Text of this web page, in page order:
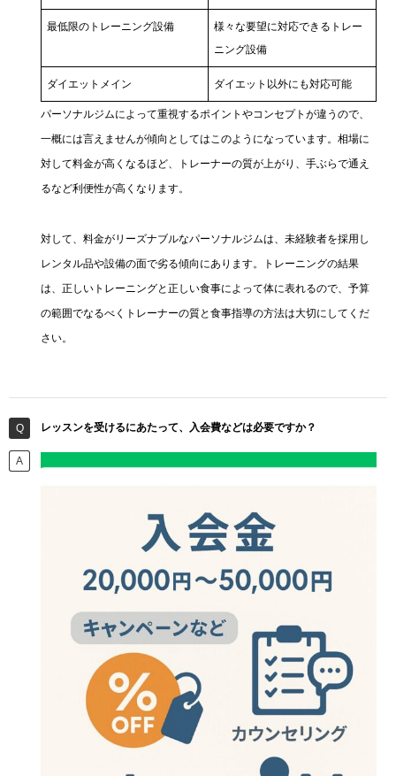
最低限のトレーニング設備
様々な要望に対応できるトレー
ニング設備
ダイエットメイン ダイエット以外にも対応可能
パーソナルジムによって重視するポイントやコンセプトが違うので、
一概には言えませんが傾向としてはこのようになっています。相場に
対して料金が高くなるほど、トレーナーの質が上がり、手ぶらで通え
るなど利便性が高くなります。
対して、料金がリーズナブルなパーソナルジムは、未経験者を採用し
レンタル品や設備の面で劣る傾向にあります。トレーニングの結果
は、正しいトレーニングと正しい食事によって体に表れるので、予算
の範囲でなるべくトレーナーの質と食事指導の方法は大切にしてくだ
さい。
レッスンを受けるにあたって、入会費などは必要ですか？